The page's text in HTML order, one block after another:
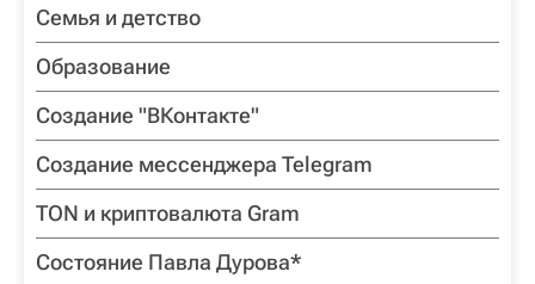
Семья и детство
Образование
Создание "ВКонтакте"
Создание мессенджера Telegram
TON и криптовалюта Gram
Состояние Павла Дурова*